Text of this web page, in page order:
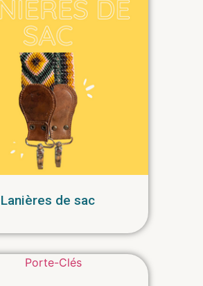
Lanières de sac